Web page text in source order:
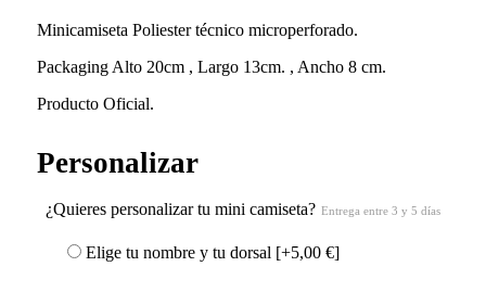
Minicamiseta Poliester técnico microperforado.
Packaging Alto 20cm , Largo 13cm. , Ancho 8 cm.
Producto Oficial.
Personalizar
¿Quieres personalizar tu mini camiseta? Entrega entre 3 y 5 días
Elige tu nombre y tu dorsal [+5,00 €]